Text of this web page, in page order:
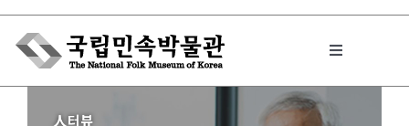
Skip
content
Toggle
박물관에서는